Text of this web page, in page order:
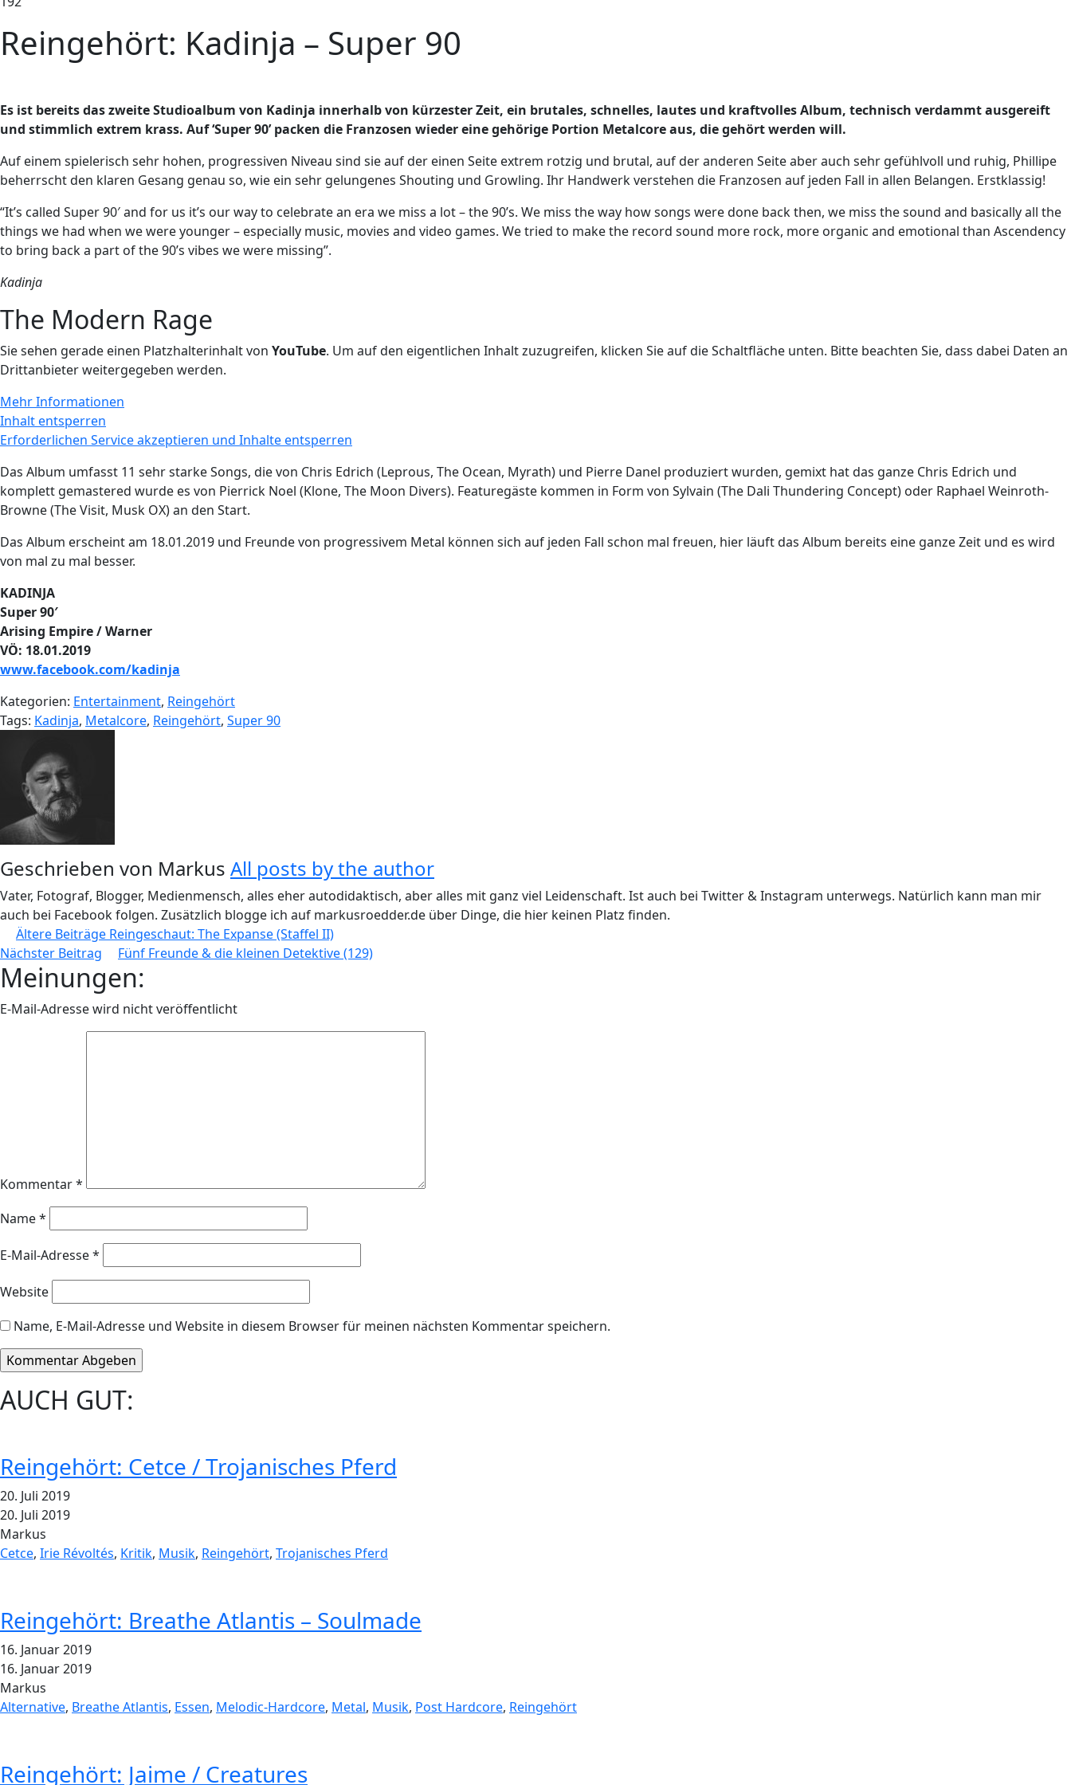
Reingehört: Kadinja – Super 90
Es ist bereits das zweite Studioalbum von Kadinja innerhalb von kürzester Zeit, ein brutales, schnelles, lautes und kraftvolles Album, technisch verdammt ausgereift
und stimmlich extrem krass. Auf ‘Super 90’ packen die Franzosen wieder eine gehörige Portion Metalcore aus, die gehört werden will.
Auf einem spielerisch sehr hohen, progressiven Niveau sind sie auf der einen Seite extrem rotzig und brutal, auf der anderen Seite aber auch sehr gefühlvoll und ruhig, Phillipe
beherrscht den klaren Gesang genau so, wie ein sehr gelungenes Shouting und Growling. Ihr Handwerk verstehen die Franzosen auf jeden Fall in allen Belangen. Erstklassig!
“It’s called Super 90′ and for us it’s our way to celebrate an era we miss a lot – the 90’s. We miss the way how songs were done back then, we miss the sound and basically all the
things we had when we were younger – especially music, movies and video games. We tried to make the record sound more rock, more organic and emotional than Ascendency
to bring back a part of the 90’s vibes we were missing”.
Kadinja
The Modern Rage
Sie sehen gerade einen Platzhalterinhalt von YouTube. Um auf den eigentlichen Inhalt zuzugreifen, klicken Sie auf die Schaltfläche unten. Bitte beachten Sie, dass dabei Daten an
Drittanbieter weitergegeben werden.
Mehr Informationen
Inhalt entsperren
Erforderlichen Service akzeptieren und Inhalte entsperren
Das Album umfasst 11 sehr starke Songs, die von Chris Edrich (Leprous, The Ocean, Myrath) und Pierre Danel produziert wurden, gemixt hat das ganze Chris Edrich und
komplett gemastered wurde es von Pierrick Noel (Klone, The Moon Divers). Featuregäste kommen in Form von Sylvain (The Dali Thundering Concept) oder Raphael Weinroth-
Browne (The Visit, Musk OX) an den Start.
Das Album erscheint am 18.01.2019 und Freunde von progressivem Metal können sich auf jeden Fall schon mal freuen, hier läuft das Album bereits eine ganze Zeit und es wird
von mal zu mal besser.
KADINJA
Super 90′
Arising Empire / Warner
VÖ: 18.01.2019
www.facebook.com/kadinja
Kategorien: Entertainment, Reingehört
Tags: Kadinja, Metalcore, Reingehört, Super 90
Geschrieben von Markus All posts by the author
Vater, Fotograf, Blogger, Medienmensch, alles eher autodidaktisch, aber alles mit ganz viel Leidenschaft. Ist auch bei Twitter & Instagram unterwegs. Natürlich kann man mir
auch bei Facebook folgen. Zusätzlich blogge ich auf markusroedder.de über Dinge, die hier keinen Platz finden.
Beitragsnavigation
Ältere Beiträge Reingeschaut: The Expanse (Staffel II)
Nächster Beitrag
Fünf Freunde & die kleinen Detektive (129)
Meinungen:
E-Mail-Adresse wird nicht veröffentlicht
Kommentar*
Name*
E-Mail-Adresse*
Website
Name, E-Mail-Adresse und Website in diesem Browser für meinen nächsten Kommentar speichern.
AUCH GUT:
Reingehört: Cetce / Trojanisches Pferd
20. Juli 2019
20. Juli 2019
Markus
Cetce, Irie Révoltés, Kritik, Musik, Reingehört, Trojanisches Pferd
Reingehört: Breathe Atlantis – Soulmade
16. Januar 2019
16. Januar 2019
Markus
Alternative, Breathe Atlantis, Essen, Melodic-Hardcore, Metal, Musik, Post Hardcore, Reingehört
Reingehört: Jaime / Creatures